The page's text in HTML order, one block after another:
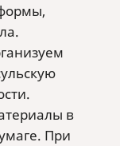
в
При